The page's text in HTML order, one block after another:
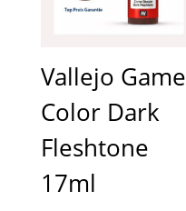
Vallejo Game
Color Dark
Fleshtone
17ml